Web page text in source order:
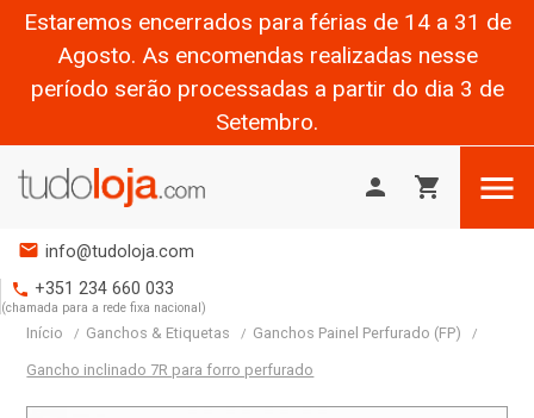
Estaremos encerrados para férias de 14 a 31 de
Agosto. As encomendas realizadas nesse
período serão processadas a partir do dia 3 de
Setembro.
person shopping_cart 
mail info@tudoloja.com
phone +351 234 660 033
(chamada para a rede fixa nacional)
Início Ganchos & Etiquetas Ganchos Painel Perfurado (FP)
Gancho inclinado 7R para forro perfurado